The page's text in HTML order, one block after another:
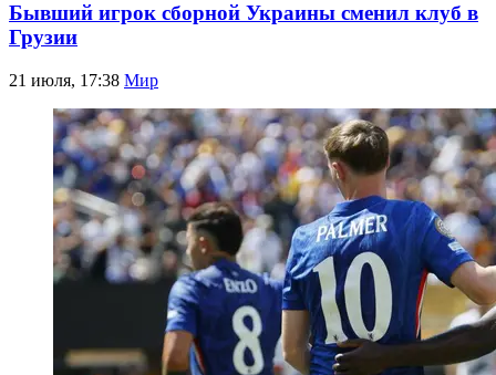
Бывший игрок сборной Украины сменил клуб в
Грузии
21 июля, 17:38 Мир